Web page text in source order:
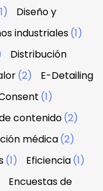
Diseño y
industriales(1)
Distribución
(2)
E-Detailing
(1)
contenido(2)
médica(2)
(1) Eficiencia(1)
Encuestas de